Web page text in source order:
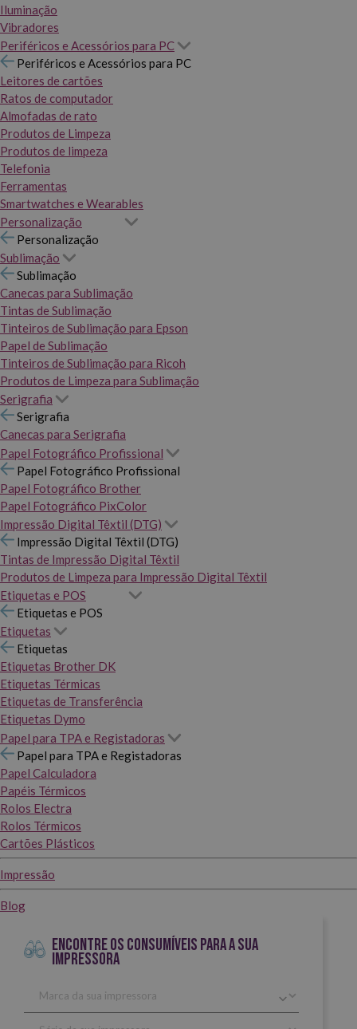
Iluminação
Vibradores
Periféricos e Acessórios para PC
Periféricos e Acessórios para PC
Leitores de cartões
Ratos de computador
Almofadas de rato
Produtos de Limpeza
Produtos de limpeza
Telefonia
Ferramentas
Smartwatches e Wearables
Personalização
Personalização
Sublimação
Sublimação
Canecas para Sublimação
Tintas de Sublimação
Tinteiros de Sublimação para Epson
Papel de Sublimação
Tinteiros de Sublimação para Ricoh
Produtos de Limpeza para Sublimação
Serigrafia
Serigrafia
Canecas para Serigrafia
Papel Fotográfico Profissional
Papel Fotográfico Profissional
Papel Fotográfico Brother
Papel Fotográfico PixColor
Impressão Digital Têxtil (DTG)
Impressão Digital Têxtil (DTG)
Tintas de Impressão Digital Têxtil
Produtos de Limpeza para Impressão Digital Têxtil
Etiquetas e POS
Etiquetas e POS
Etiquetas
Etiquetas
Etiquetas Brother DK
Etiquetas Térmicas
Etiquetas de Transferência
Etiquetas Dymo
Papel para TPA e Registadoras
Papel para TPA e Registadoras
Papel Calculadora
Papéis Térmicos
Rolos Electra
Rolos Térmicos
Cartões Plásticos
Impressão
Blog
ENCONTRE OS CONSUMÍVEIS PARA A SUA
IMPRESSORA